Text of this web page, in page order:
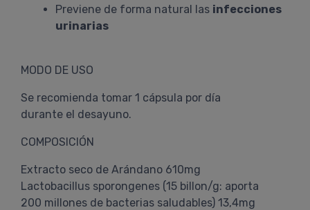
Previene de forma natural las infecciones
urinarias
MODO DE USO
Se recomienda tomar 1 cápsula por día
durante el desayuno.
COMPOSICIÓN
Extracto seco de Arándano 610mg
Lactobacillus sporongenes (15 billon/g: aporta
200 millones de bacterias saludables) 13,4mg